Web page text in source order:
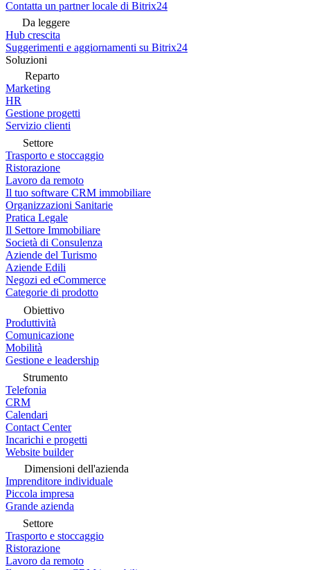
Contatta un partner locale di Bitrix24
Da leggere
Hub crescita
Suggerimenti e aggiornamenti su Bitrix24
Soluzioni
Reparto
Marketing
HR
Gestione progetti
Servizio clienti
Settore
Trasporto e stoccaggio
Ristorazione
Lavoro da remoto
Il tuo software CRM immobiliare
Organizzazioni Sanitarie
Pratica Legale
Il Settore Immobiliare
Società di Consulenza
Aziende del Turismo
Aziende Edili
Negozi ed eCommerce
Categorie di prodotto
Obiettivo
Produttività
Comunicazione
Mobilità
Gestione e leadership
Strumento
Telefonia
CRM
Calendari
Contact Center
Incarichi e progetti
Website builder
Dimensioni dell'azienda
Imprenditore individuale
Piccola impresa
Grande azienda
Settore
Trasporto e stoccaggio
Ristorazione
Lavoro da remoto